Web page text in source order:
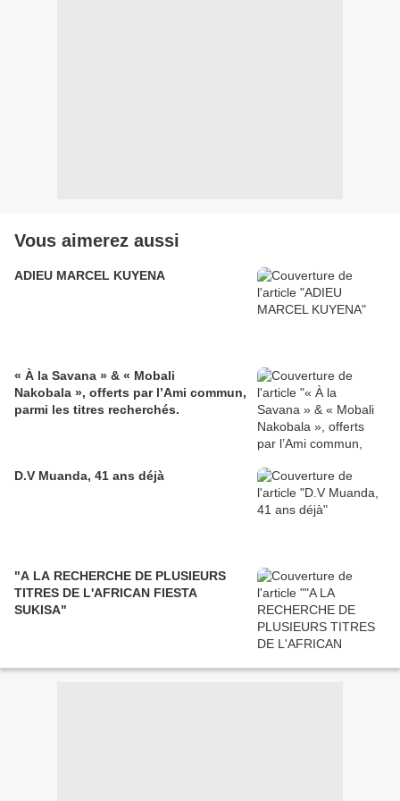
Vous aimerez aussi
ADIEU MARCEL KUYENA
« À la Savana » & « Mobali
Nakobala », offerts par l’Ami commun,
parmi les titres recherchés.
D.V Muanda, 41 ans déjà
"A LA RECHERCHE DE PLUSIEURS
TITRES DE L'AFRICAN FIESTA
SUKISA"